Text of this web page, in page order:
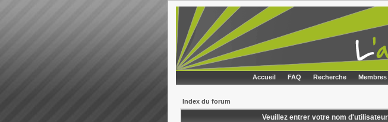
Accueil FAQ Recherche Membres
Index du forum
Veuillez entrer votre nom